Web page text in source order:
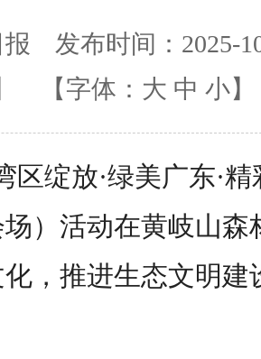
发布时间：2025-
【字体： 大 中 小】
绽放·绿美广东·精
）活动在黄岐山
，推进生态文明建